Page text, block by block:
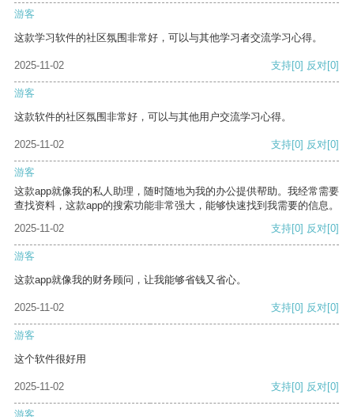
游客
这款学习软件的社区氛围非常好，可以与其他学习者交流学习心得。
2025-11-02 支持[0] 反对[0]
游客
这款软件的社区氛围非常好，可以与其他用户交流学习心得。
2025-11-02 支持[0] 反对[0]
游客
这款app就像我的私人助理，随时随地为我的办公提供帮助。我经常需要
查找资料，这款app的搜索功能非常强大，能够快速找到我需要的信息。
2025-11-02
支持[0] 反对[0]
游客
这款app就像我的财务顾问，让我能够省钱又省心。
2025-11-02 支持[0] 反对[0]
游客
这个软件很好用
2025-11-02 支持[0] 反对[0]
游客